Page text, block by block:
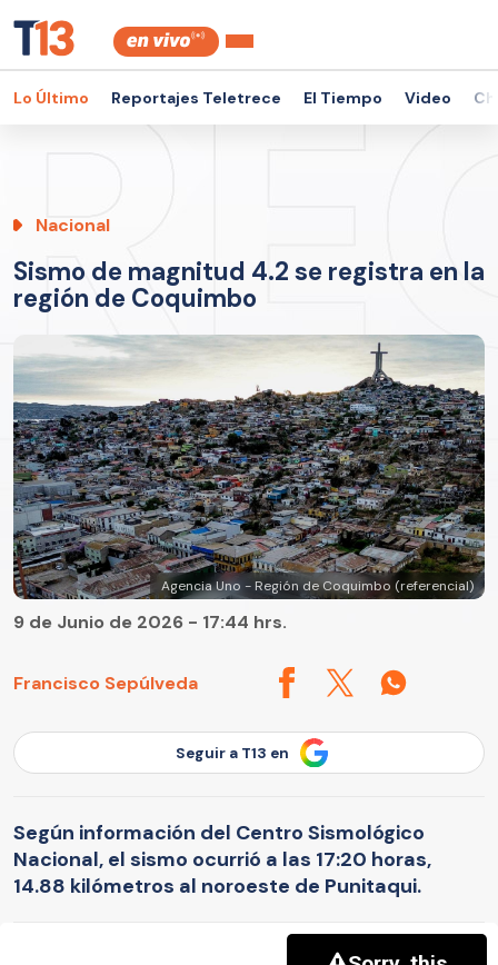
Lo Último Reportajes Teletrece El Tiempo Video
Nacional
Sismo de magnitud 4.2 se registra en la
región de Coquimbo
Agencia Uno - Región de Coquimbo (referencial)
Francisco Sepúlveda
9 de Junio de 2026 - 17:44 hrs.
Seguir a T13 en
Según información del Centro Sismológico
Nacional, el sismo ocurrió a las 17:20 horas,
14.88 kilómetros al noroeste de Punitaqui.